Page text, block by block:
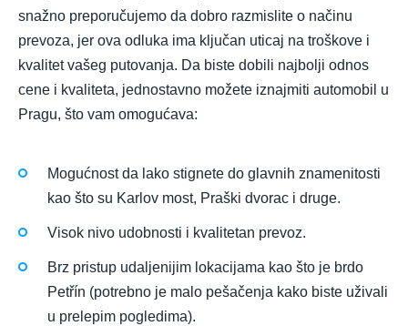
snažno preporučujemo da dobro razmislite o načinu
prevoza, jer ova odluka ima ključan uticaj na troškove i
kvalitet vašeg putovanja. Da biste dobili najbolji odnos
cene i kvaliteta, jednostavno možete iznajmiti automobil u
Pragu, što vam omogućava:
Mogućnost da lako stignete do glavnih znamenitosti
kao što su Karlov most, Praški dvorac i druge.
Visok nivo udobnosti i kvalitetan prevoz.
Brz pristup udaljenijim lokacijama kao što je brdo
Petřín (potrebno je malo pešačenja kako biste uživali
u prelepim pogledima).